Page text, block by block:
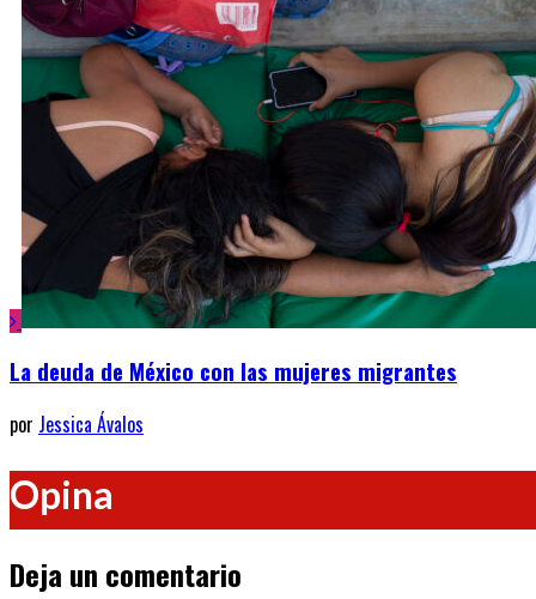
La deuda de México con las mujeres migrantes
por Jessica Ávalos
Opina
Deja un comentario